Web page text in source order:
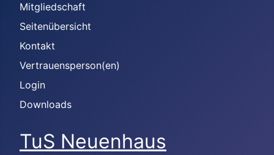
Mitgliedschaft
Seitenübersicht
Kontakt
Vertrauensperson(en)
Login
Downloads
TuS Neuenhaus